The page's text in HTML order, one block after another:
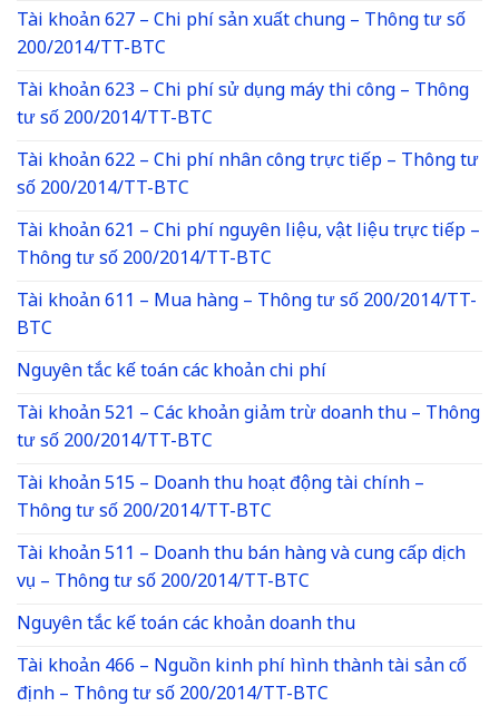
Tài khoản 627 – Chi phí sản xuất chung – Thông tư số
200/2014/TT-BTC
Tài khoản 623 – Chi phí sử dụng máy thi công – Thông
tư số 200/2014/TT-BTC
Tài khoản 622 – Chi phí nhân công trực tiếp – Thông tư
số 200/2014/TT-BTC
Tài khoản 621 – Chi phí nguyên liệu, vật liệu trực tiếp –
Thông tư số 200/2014/TT-BTC
Tài khoản 611 – Mua hàng – Thông tư số 200/2014/TT-
BTC
Nguyên tắc kế toán các khoản chi phí
Tài khoản 521 – Các khoản giảm trừ doanh thu – Thông
tư số 200/2014/TT-BTC
Tài khoản 515 – Doanh thu hoạt động tài chính –
Thông tư số 200/2014/TT-BTC
Tài khoản 511 – Doanh thu bán hàng và cung cấp dịch
vụ – Thông tư số 200/2014/TT-BTC
Nguyên tắc kế toán các khoản doanh thu
Tài khoản 466 – Nguồn kinh phí hình thành tài sản cố
định – Thông tư số 200/2014/TT-BTC